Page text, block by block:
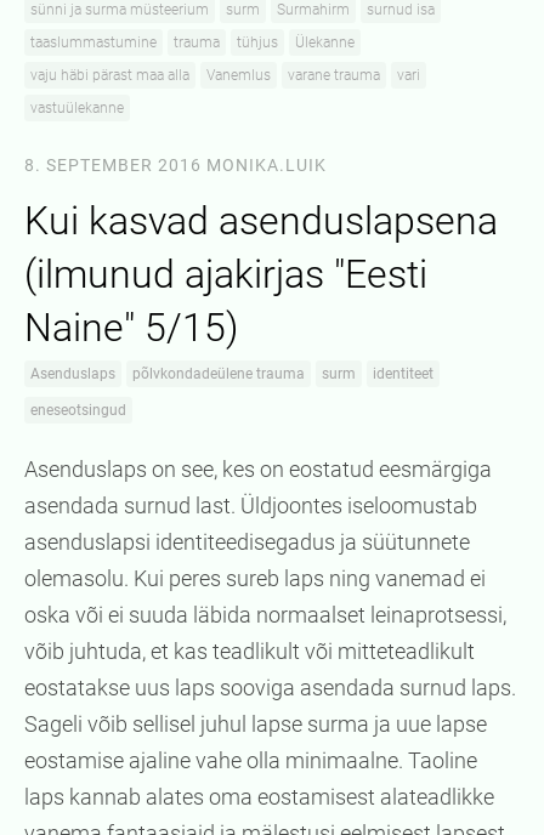
sünni ja surma müsteerium
surm Surmahirm
surnud isa
taaslummastumine
trauma tühjus
Ülekanne
vaju häbi pärast maa alla
Vanemlus varane trauma
vari
vastuülekanne
8. SEPTEMBER 2016 MONIKA.LUIK
Kui kasvad asenduslapsena
(ilmunud ajakirjas "Eesti
Naine" 5/15)
Asenduslaps põlvkondadeülene trauma surm identiteet
eneseotsingud
Asenduslaps on see, kes on eostatud eesmärgiga
asendada surnud last. Üldjoontes iseloomustab
asenduslapsi identiteedisegadus ja süütunnete
olemasolu. Kui peres sureb laps ning vanemad ei
oska või ei suuda läbida normaalset leinaprotsessi,
võib juhtuda, et kas teadlikult või mitteteadlikult
eostatakse uus laps sooviga asendada surnud laps.
Sageli võib sellisel juhul lapse surma ja uue lapse
eostamise ajaline vahe olla minimaalne. Taoline
laps kannab alates oma eostamisest alateadlikke